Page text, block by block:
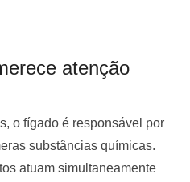
atenção
o fígado é responsável por
substâncias químicas.
atuam simultaneamente